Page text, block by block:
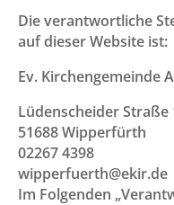
Die verantwortliche
auf dieser Website ist:
Ev. Kirchengemeinde
Lüdenscheider Straße
51688 Wipperfürth
02267 4398
wipperfuerth@ekir.de
Im Folgenden „